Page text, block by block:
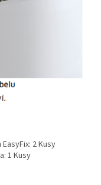
EasyFix: 2 Kusy
1 Kusy